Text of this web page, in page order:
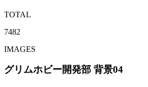
TOTAL
7482
IMAGES
グリムホビー開発部 背景04